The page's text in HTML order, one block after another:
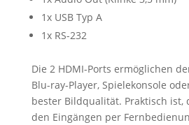
1x USB Typ A
1x RS-232
Die 2 HDMI-Ports ermöglichen
Blu-ray-Player, Spielekonsole
bester Bildqualität. Praktisch ist,
den Eingängen per